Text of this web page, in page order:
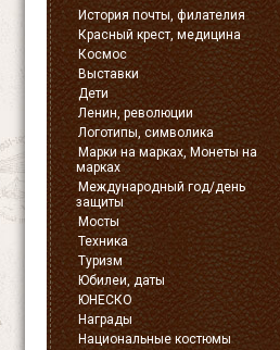
История почты, филателия
Красный крест, медицина
Космос
Выставки
Дети
Ленин, революции
Логотипы, символика
Марки на марках, Монеты на
марках
Международный год/день
защиты
Мосты
Техника
Туризм
Юбилеи, даты
ЮНЕСКО
Награды
Национальные костюмы